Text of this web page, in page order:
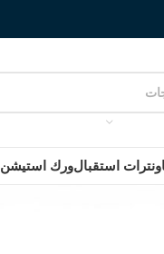
استقبالورك استيشن